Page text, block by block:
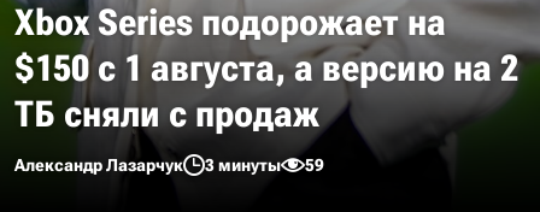
Xbox Series подорожает на
$150 с 1 августа, а версию на 2
ТБ сняли с продаж
Александр Лазарчук 3 минуты 59